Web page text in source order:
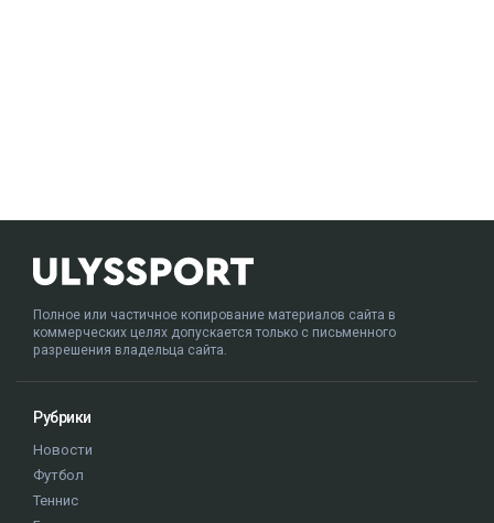
Полное или частичное копирование материалов сайта в
коммерческих целях допускается только с письменного
разрешения владельца сайта.
Рубрики
Новости
Футбол
Теннис